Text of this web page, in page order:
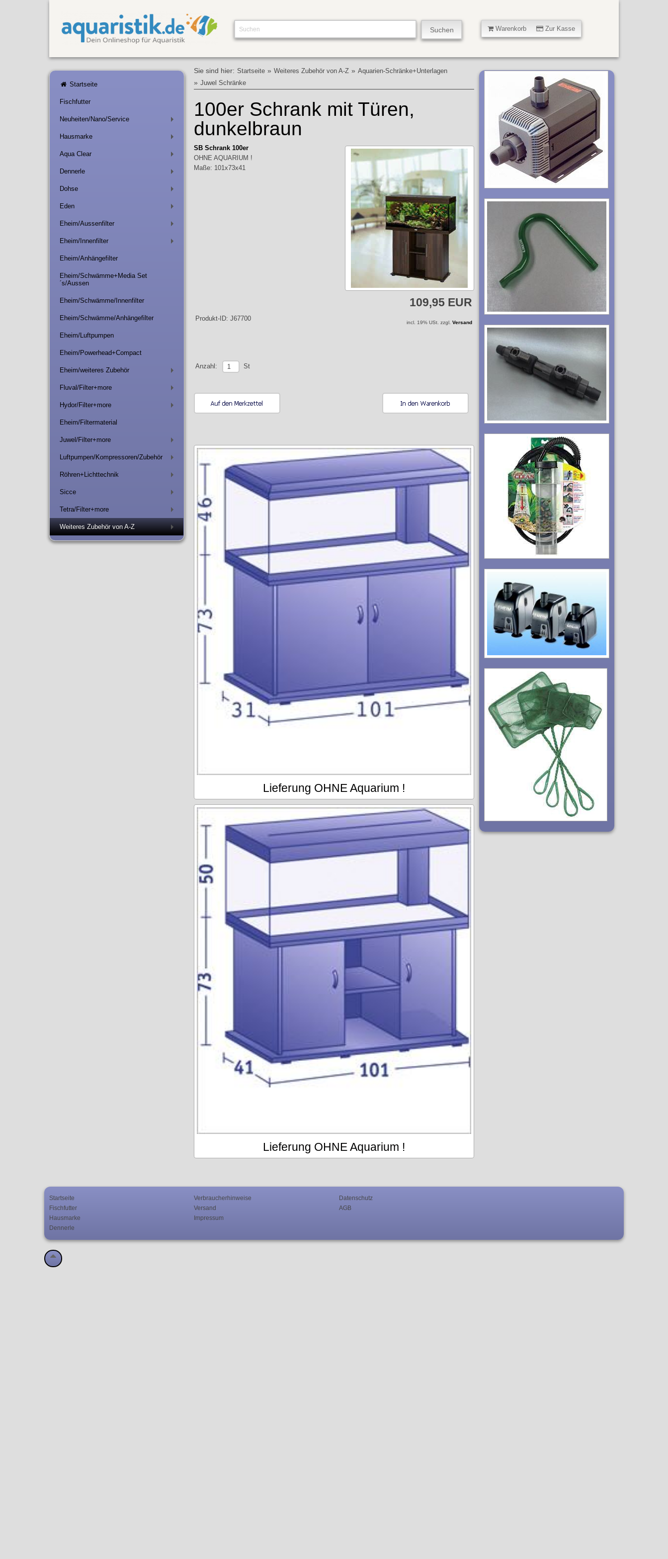
Warenkorb Zur Kasse
Startseite
Fischfutter
Neuheiten/Nano/Service
Hausmarke
Aqua Clear
Dennerle
Dohse
Eden
Eheim/Aussenfilter
Eheim/Innenfilter
Eheim/Anhängefilter
Eheim/Schwämme+Media Set
´s/Aussen
Eheim/Schwämme/Innenfilter
Eheim/Schwämme/Anhängefilter
Eheim/Luftpumpen
Eheim/Powerhead+Compact
Eheim/weiteres Zubehör
Fluval/Filter+more
Hydor/Filter+more
Eheim/Filtermaterial
Juwel/Filter+more
Luftpumpen/Kompressoren/Zubehör
Röhren+Lichttechnik
Sicce
Tetra/Filter+more
Weiteres Zubehör von A-Z
Sie sind hier: Startseite » Weiteres Zubehör von A-Z » Aquarien-Schränke+Unterlagen
» Juwel Schränke
100er Schrank mit Türen,
dunkelbraun
SB Schrank 100er
OHNE AQUARIUM !
Maße: 101x73x41
109,95 EUR
Produkt-ID: J67700
incl. 19% USt. zzgl.Versand
Anzahl: St
Lieferung OHNE Aquarium !
Lieferung OHNE Aquarium !
Startseite
Fischfutter
Hausmarke
Dennerle
Verbraucherhinweise
Versand
Impressum
Datenschutz
AGB